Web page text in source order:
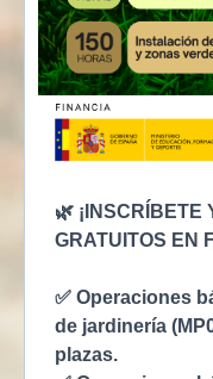
🌿 ¡INSCRÍBETE
GRATUITOS EN
✅ Operaciones
de jardinería
plazas.